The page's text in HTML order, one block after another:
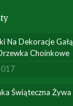
Na Dekoracje
Choinkowe
Świąteczna Żywa